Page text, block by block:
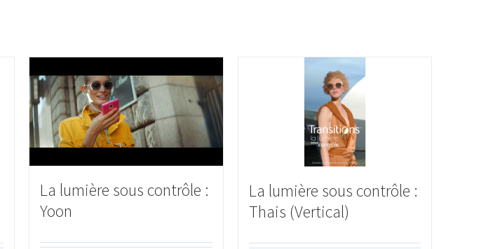
La lumière sous contrôle :
Yoon
La lumière sous contrôle :
Thais (Vertical)